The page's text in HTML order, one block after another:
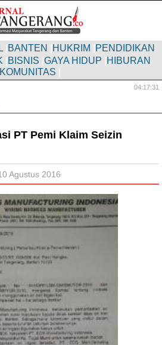
BANTEN HUKRIM PENDIDIKAN
BISNIS GAYA HIDUP HIBURAN
KOMUNITAS
04:17:32
PT Pemi Klaim Seizin
Agustus 2016